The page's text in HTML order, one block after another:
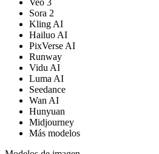
Veo 3
Sora 2
Kling AI
Hailuo AI
PixVerse AI
Runway
Vidu AI
Luma AI
Seedance
Wan AI
Hunyuan
Midjourney
Más modelos